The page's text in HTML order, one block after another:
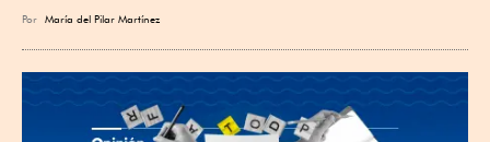
Por María del Pilar Martínez